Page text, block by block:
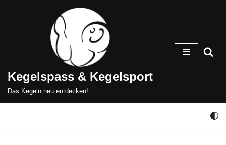
Kegelspass & Kegelsport
Das Kegeln neu entdecken!